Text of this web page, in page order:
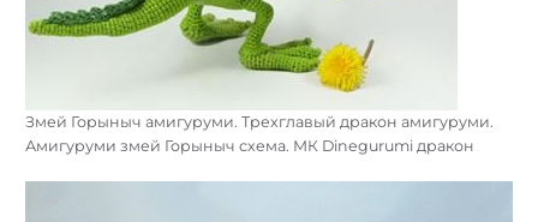
Змей Горыныч амигуруми. Трехглавый дракон амигуруми.
Амигуруми змей Горыныч схема. МК Dinegurumi дракон